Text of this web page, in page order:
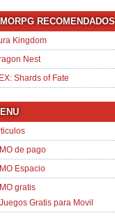
RECOMENDADOS
Kingdom
Nest
Shards of Fate
de pago
Espacio
gratis
Juegos Gratis para Movil